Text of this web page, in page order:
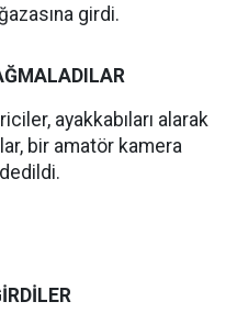
girdi.
ayakkabıları alarak
bir amatör kamera